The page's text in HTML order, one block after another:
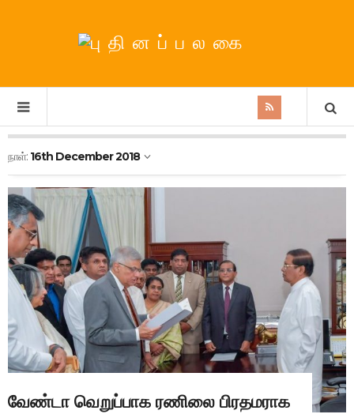
நாள்: 16th December 2018
வேண்டா வெறுப்பாக ரணிலை பிரதமராக